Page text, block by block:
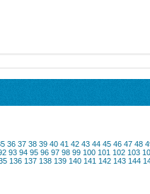
36 37 38 39 40 41 42 43 44 45 46 47 48
93 94 95 96 97 98 99 100 101 102 103
136 137 138 139 140 141 142 143 144